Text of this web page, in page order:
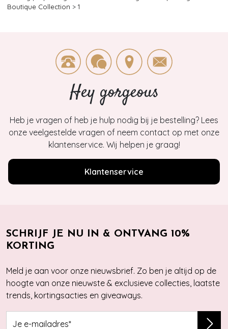
Boutique Collection > 1
Hey gorgeous
Heb je vragen of heb je hulp nodig bij je bestelling? Lees
onze veelgestelde vragen of neem contact op met onze
klantenservice. Wij helpen je graag!
Klantenservice
SCHRIJF JE NU IN & ONTVANG 10%
KORTING
Meld je aan voor onze nieuwsbrief. Zo ben je altijd op de
hoogte van onze nieuwste & exclusieve collecties, laatste
trends, kortingsacties en giveaways.